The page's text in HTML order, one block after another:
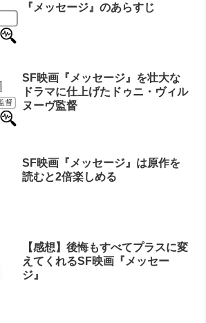
『メッセージ』のあらすじ
SF映画『メッセージ』を壮大な
ドラマに仕上げたドゥニ・ヴィル
ヌーヴ監督
SF映画『メッセージ』は原作を
読むと2倍楽しめる
【感想】後悔もすべてプラスに変
えてくれるSF映画『メッセー
ジ』